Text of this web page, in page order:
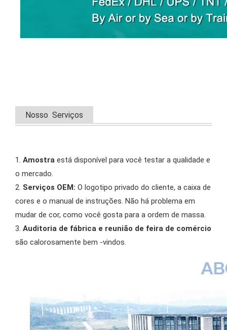
Nosso Serviços
1. Amostra está disponível para você testar a qualidade e
o mercado.
2. Serviços OEM: O logotipo privado do cliente, a caixa de
cores e o manual de instruções. Não há problema em
mudar de cor, como você gosta para a ordem de massa.
3. Auditoria de fábrica e reunião de feira de comércio
são calorosamente bem -vindos.